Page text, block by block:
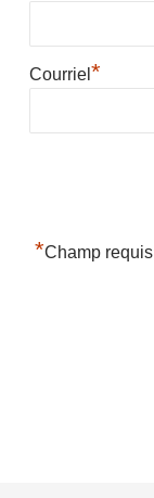
Courriel *
*Champ requis